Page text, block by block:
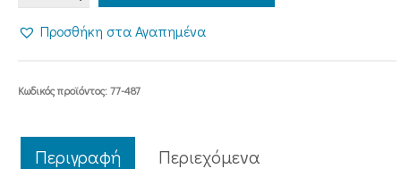
ποσότητα
Προσθήκη στα Αγαπημένα
Κωδικός προϊόντος:77-487
Περιγραφή
Περιεχόμενα